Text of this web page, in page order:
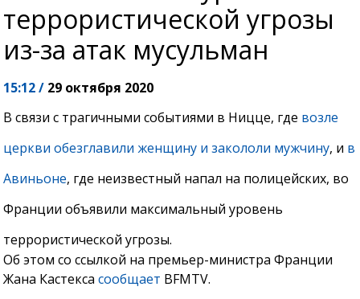
террористической угрозы
из-за атак мусульман
15:12 / 29 октября 2020
В связи с трагичными событиями в Ницце, где возле
церкви обезглавили женщину и закололи мужчину, и в
Авиньоне, где неизвестный напал на полицейских, во
Франции объявили максимальный уровень
террористической угрозы.
Об этом со ссылкой на премьер-министра Франции
Жана Кастексасообщает BFMTV.